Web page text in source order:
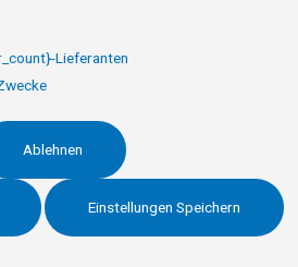
Lieferanten
Ablehnen
Einstellungen Speichern